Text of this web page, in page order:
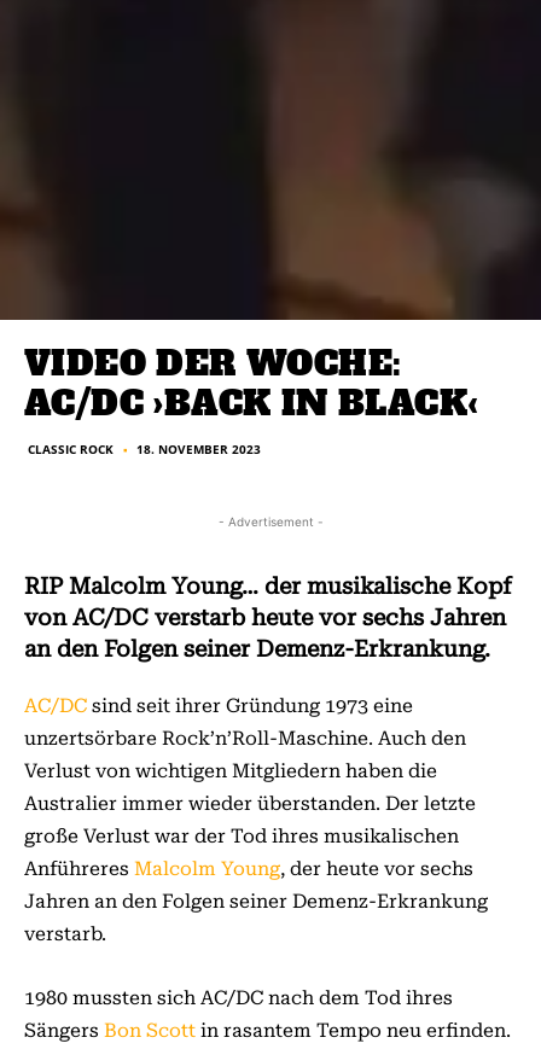
VIDEO DER WOCHE:
AC/DC ›BACK IN BLACK‹
CLASSIC ROCK ■ 18. NOVEMBER 2023
- Advertisement -
RIP Malcolm Young… der musikalische Kopf
von AC/DC verstarb heute vor sechs Jahren
an den Folgen seiner Demenz-Erkrankung.
AC/DC sind seit ihrer Gründung 1973 eine
unzertsörbare Rock’n’Roll-Maschine. Auch den
Verlust von wichtigen Mitgliedern haben die
Australier immer wieder überstanden. Der letzte
große Verlust war der Tod ihres musikalischen
Anführeres Malcolm Young, der heute vor sechs
Jahren an den Folgen seiner Demenz-Erkrankung
verstarb.
1980 mussten sich AC/DC nach dem Tod ihres
Sängers Bon Scott in rasantem Tempo neu erfinden.